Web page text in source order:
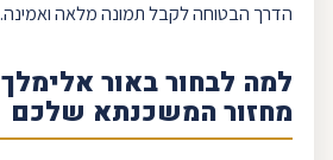
הדרך הבטוחה לקבל תמונה מלאה ואמינה.
למה לבחור באור אלימלך
מחזור המשכנתא שלכם